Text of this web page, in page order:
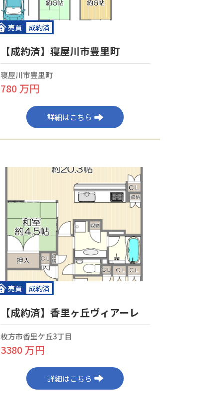
売買 成約済
【成約済】寝屋川市豊里町
寝屋川市豊里町
780 万円
詳細はこちら
売買 成約済
【成約済】香里ヶ丘ヴィアーレ
枚方市香里ケ丘3丁目
3380 万円
詳細はこちら